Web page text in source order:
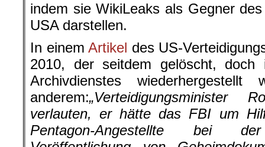
indem sie WikiLeaks als Gegner
USA darstellen.
In einemArtikel des US-
2010, der seitdem gelöscht, doch
Archivdienstes
anderem:
verlauten, er hätte das FBI um
Pentagon-Angestellte bei